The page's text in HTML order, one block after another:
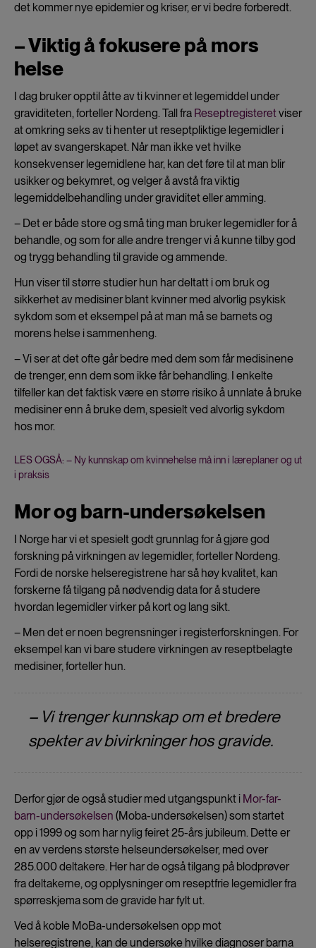
det kommer nye epidemier og kriser, er vi bedre forberedt.
– Viktig å fokusere på mors
helse
I dag bruker opptil åtte av ti kvinner et legemiddel under
graviditeten, forteller Nordeng. Tall fra Reseptregisteretviser
at omkring seks av ti henter ut reseptpliktige legemidler i
løpet av svangerskapet. Når man ikke vet hvilke
konsekvenser legemidlene har, kan det føre til at man blir
usikker og bekymret, og velger å avstå fra viktig
legemiddelbehandling under graviditet eller amming.
– Det er både store og små ting man bruker legemidler for å
behandle, og som for alle andre trenger vi å kunne tilby god
og trygg behandling til gravide og ammende.
Hun viser til større studier hun har deltatt i om bruk og
sikkerhet av medisiner blant kvinner med alvorlig psykisk
sykdom som et eksempel på at man må se barnets og
morens helse i sammenheng.
– Vi ser at det ofte går bedre med dem som får medisinene
de trenger, enn dem som ikke får behandling. I enkelte
tilfeller kan det faktisk være en større risiko å unnlate å bruke
medisiner enn å bruke dem, spesielt ved alvorlig sykdom
hos mor.
LES OGSÅ: – Ny kunnskap om kvinnehelse må inn i læreplaner og ut
i praksis
Mor og barn-undersøkelsen
I Norge har vi et spesielt godt grunnlag for å gjøre god
forskning på virkningen av legemidler, forteller Nordeng.
Fordi de norske helseregistrene har så høy kvalitet, kan
forskerne få tilgang på nødvendig data for å studere
hvordan legemidler virker på kort og lang sikt.
– Men det er noen begrensninger i registerforskningen. For
eksempel kan vi bare studere virkningen av reseptbelagte
medisiner, forteller hun.
– Vi trenger kunnskap om et bredere
spekter av bivirkninger hos gravide.
Derfor gjør de også studier med utgangspunkt i Mor-far-
barn-undersøkelsen (Moba-undersøkelsen) som startet
opp i 1999 og som har nylig feiret 25-års jubileum. Dette er
en av verdens største helseundersøkelser, med over
285.000 deltakere. Her har de også tilgang på blodprøver
fra deltakerne, og opplysninger om reseptfrie legemidler fra
spørreskjema som de gravide har fylt ut.
Ved å koble MoBa-undersøkelsen opp mot
helseregistrene, kan de undersøke hvilke diagnoser barna